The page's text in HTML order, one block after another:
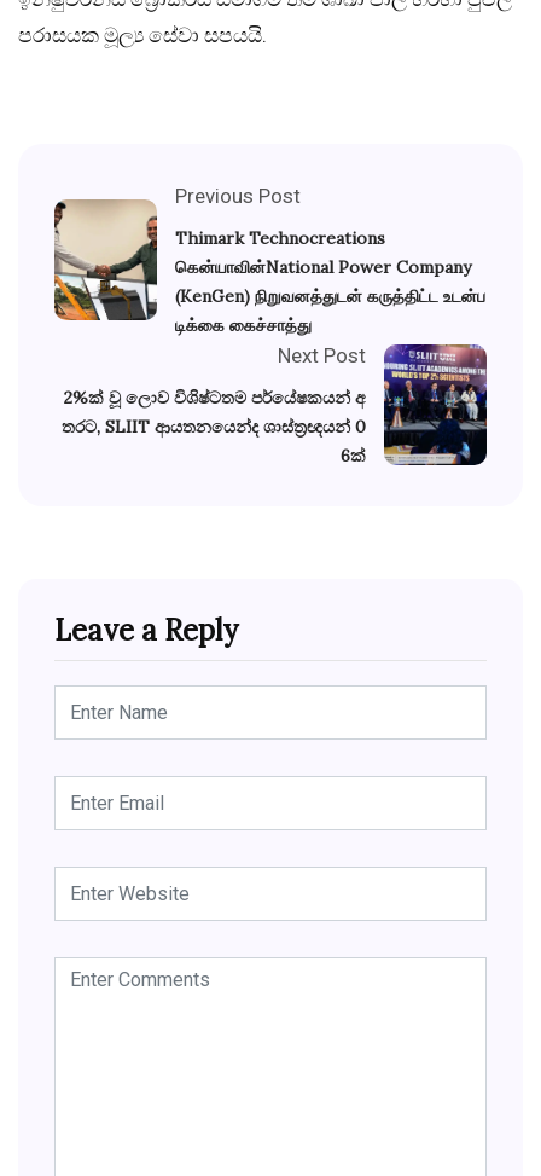
පරාසයක මූල්‍ය සේවා සපයයි.
Previous Post
Thimark Technocreations
கென்யாவின்National Power Company
(KenGen) நிறுவனத்துடன் கருத்திட்ட உடன்ப
டிக்கை கைச்சாத்து
Next Post
2%ක් වූ ලොව විශිෂ්ටතම පර්යේෂකයන් අ
තරට, SLIIT ආයතනයෙන්ද ශාස්ත්‍රඥයන් 0
6ක්
Leave a Reply